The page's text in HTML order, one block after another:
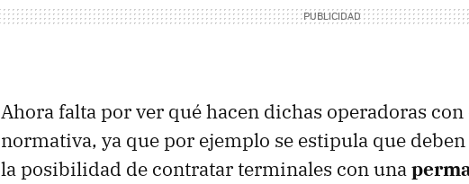
Ahora falta por ver qué hacen dichas operadoras con
normativa, ya que por ejemplo se estipula que
la posibilidad de contratar terminales con una